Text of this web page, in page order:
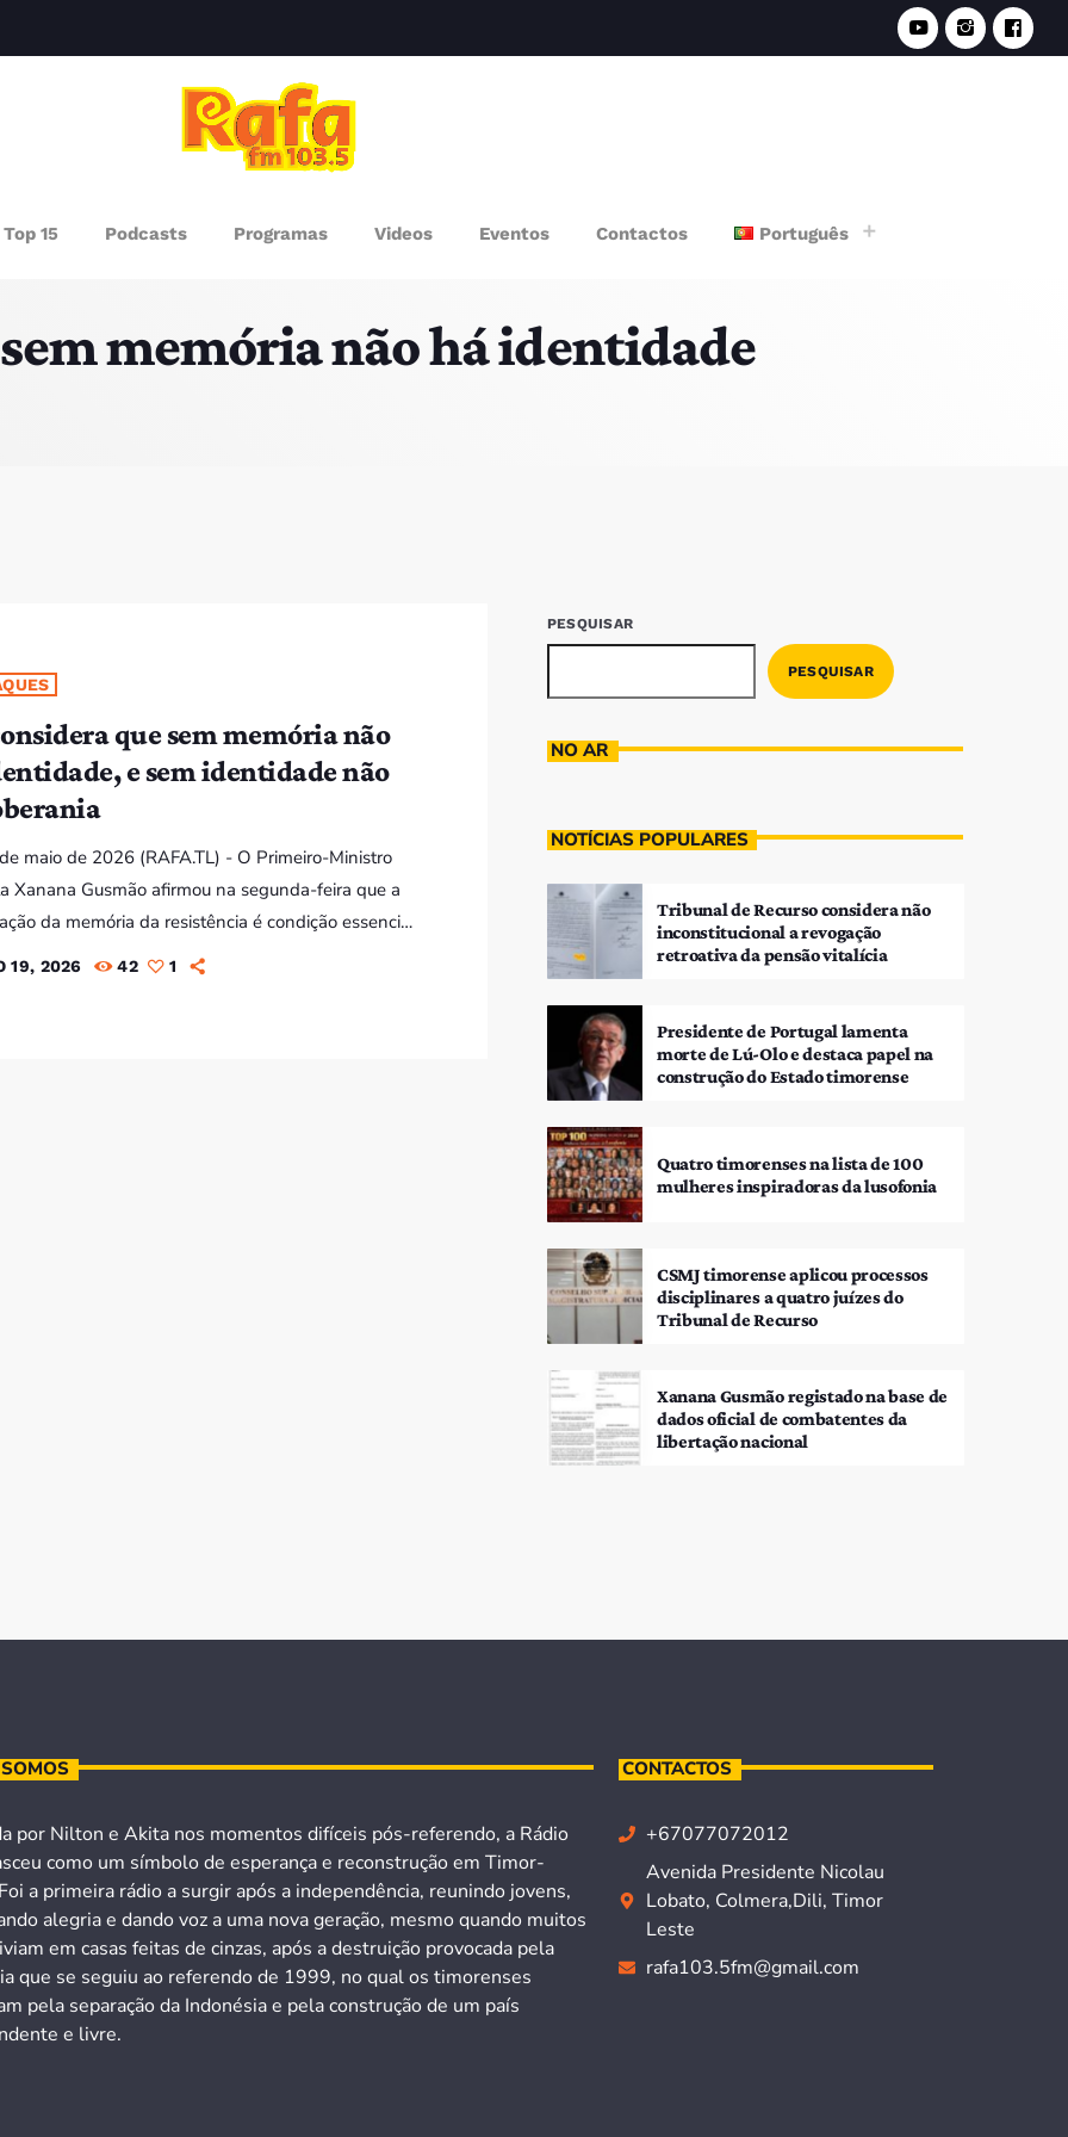
Top 15 Podcasts Programas Videos Eventos Contactos Português
memória não há identidade
que sem memória não
e sem identidade não
maio de 2026 (RAFA.TL) - O Primeiro-Ministro
Xanana Gusmão afirmou na segunda-feira que a
da memória da resistência é condição essencial
nacional, num discurso proferido no Arquivo e
19, 2026 42 1
PESQUISAR
PESQUISAR
NO AR
NOTÍCIAS POPULARES
Tribunal de Recurso considera não
inconstitucional a revogação
retroativa da pensão vitalícia
Presidente de Portugal lamenta
morte de Lú-Olo e destaca papel na
construção do Estado timorense
Quatro timorenses na lista de 100
mulheres inspiradoras da lusofonia
CSMJ timorense aplicou processos
disciplinares a quatro juízes do
Tribunal de Recurso
Xanana Gusmão registado na base de
dados oficial de combatentes da
libertação nacional
por Nilton e Akita nos momentos difíceis pós-referendo, a Rádio
como um símbolo de esperança e reconstrução em Timor-
a primeira rádio a surgir após a independência, reunindo jovens,
alegria e dando voz a uma nova geração, mesmo quando muitos
em casas feitas de cinzas, após a destruição provocada pela
que se seguiu ao referendo de 1999, no qual os timorenses
pela separação da Indonésia e pela construção de um país
e livre.
CONTACTOS
+67077072012
Avenida Presidente Nicolau
Lobato, Colmera,Dili, Timor
Leste
rafa103.5fm@gmail.com